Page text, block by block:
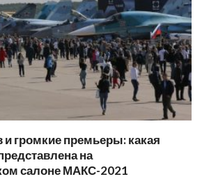
и громкие премьеры: какая
на
салоне МАКС-2021